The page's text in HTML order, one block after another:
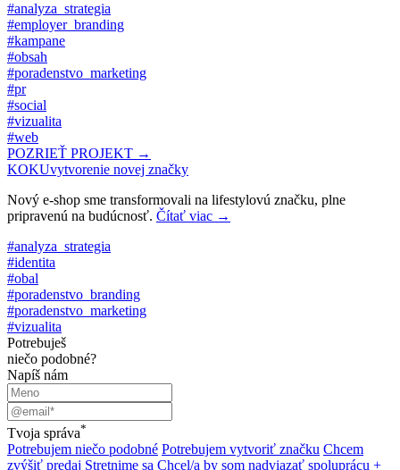
#analyza_strategia
#employer_branding
#kampane
#obsah
#poradenstvo_marketing
#pr
#social
#vizualita
#web
POZRIEŤ PROJEKT →
KOKUvytvorenie novej značky
Nový e-shop sme transformovali na lifestylovú značku, plne
pripravenú na budúcnosť. Čítať viac →
#analyza_strategia
#identita
#obal
#poradenstvo_branding
#poradenstvo_marketing
#vizualita
Potrebuješ
niečo podobné?
Napíš nám
Tvoja správa*
Potrebujem niečo podobné Potrebujem vytvoriť značku Chcem
zvýšiť predaj Stretnime sa Chcel/a by som nadviazať spoluprácu +